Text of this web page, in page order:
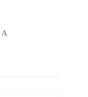
A